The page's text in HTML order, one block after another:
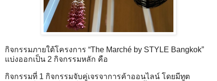
กิจกรรมภายใต้โครงการ “The Marché by STYLE Bangkok”
แบ่งออกเป็น 2 กิจกรรมหลัก คือ
กิจกรรมที่ 1 กิจกรรมจับคู่เจรจาการค้าออนไลน์ โดยมีทูต